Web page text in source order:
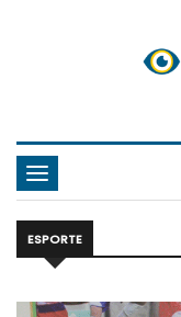
Navegação
ESPORTE